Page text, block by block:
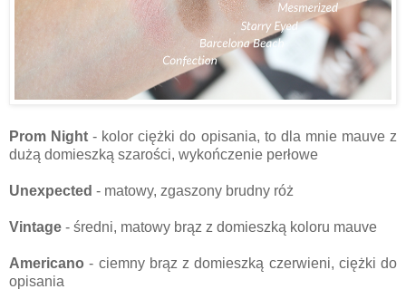
Prom Night - kolor ciężki do opisania, to dla mnie mauve z
dużą domieszką szarości, wykończenie perłowe
Unexpected - matowy, zgaszony brudny róż
Vintage - średni, matowy brąz z domieszką koloru mauve
Americano - ciemny brąz z domieszką czerwieni, ciężki do
opisania